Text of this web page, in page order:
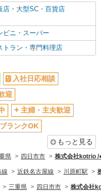
店・大型SC・百貨店
ビニ・スーパー
トラン・専門料理店
入社日応相談
迎
主婦・主夫歓迎
ブランクOK
もっと見る
県 四日市市 株式会社kotrio /
線 近鉄名古屋線 川原町駅
三重県 四日市市 株式会社